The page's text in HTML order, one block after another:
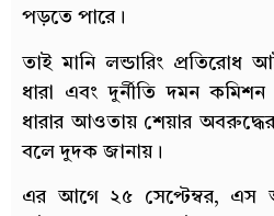
পড়তে পারে।
তাই মানি লন্ডারিং
ধারা এবং দুর্নীতি দমন
ধারার আওতায় শেয়ার
বলে দুদক জানায়।
এর আগে ২৫ সেপ্টেম্বর, এস